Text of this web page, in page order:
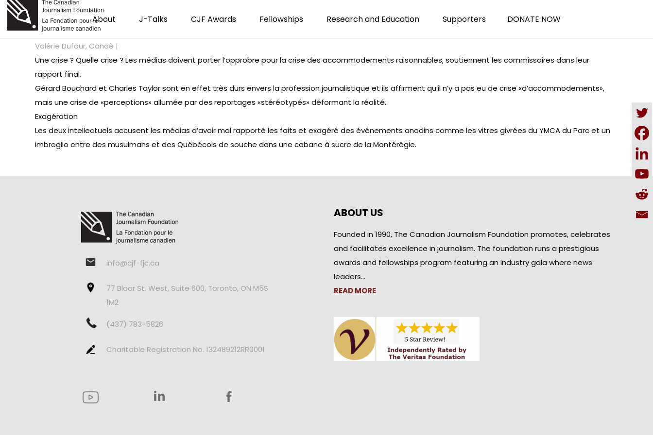
About J-Talks CJF Awards Fellowships Research and Education Supporters DONATE NOW
Valérie Dufour, Canoë |
Une crise ? Quelle crise ? Les médias doivent porter l’opprobre pour la crise des accommodements raisonnables, soutiennent les commissaires dans leur
rapport final.
Gérard Bouchard et Charles Taylor sont en effet très durs envers la profession journalistique et ils affirment qu’il n’y a pas eu de crise «d’accommodements»,
mais une crise de «perceptions» allumée par des reportages «stéréotypés» déformant la réalité.
Exagération
Les deux intellectuels accusent les médias d’avoir mal rapporté les faits et exagéré des événements anodins comme les vitres givrées du YMCA du Parc et un
imbroglio entre des musulmans et des Québécois de souche dans une cabane à sucre de la Montérégie.
info@cjf-fjc.ca
77 Bloor St. West, Suite 600, Toronto, ON M5S
1M2
(437) 783-5826
Charitable Registration No. 132489212RR0001
ABOUT US
Founded in 1990, The Canadian Journalism Foundation promotes, celebrates
and facilitates excellence in journalism. The foundation runs a prestigious
awards and fellowships program featuring an industry gala where news
leaders…
READ MORE